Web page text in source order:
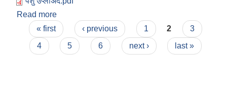
Read more
Pages
« first ‹ previous 1 2
3
4
5 6 next › last »